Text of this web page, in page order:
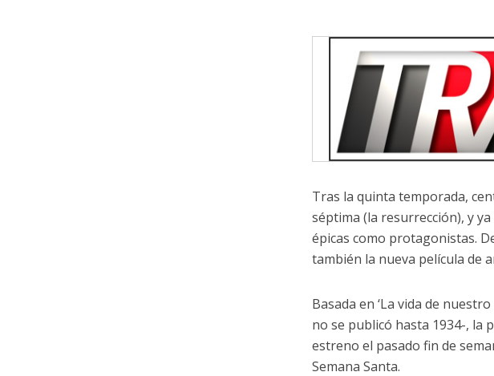
Tras la quinta temporada,
séptima (la resurrección), y
épicas como protagonistas.
también la nueva película de
Basada en ‘La vida de
no se publicó hasta 1934-, la
estreno el pasado fin de
Semana Santa.